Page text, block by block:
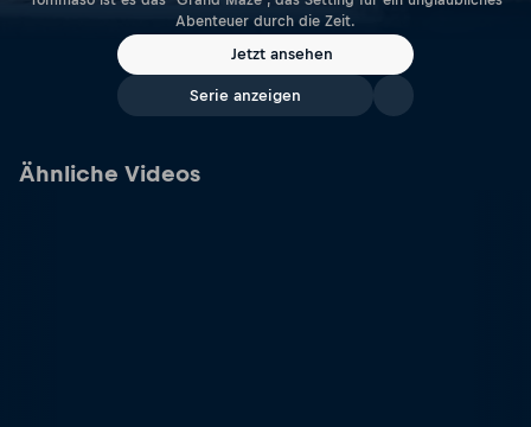
Abenteuer durch die Zeit.
Jetzt ansehen
Serie anzeigen
Ähnliche Videos